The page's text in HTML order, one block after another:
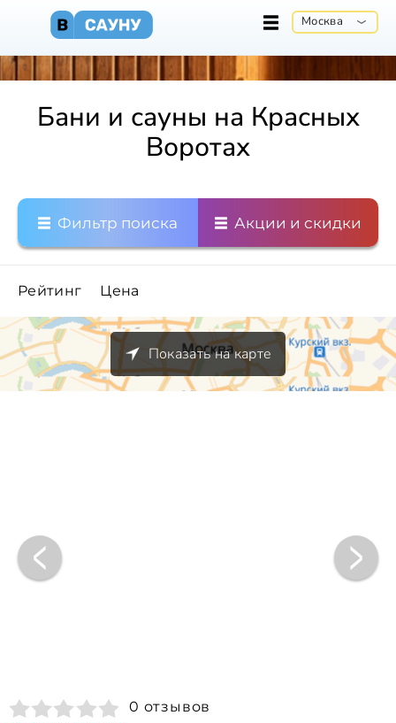
Москва
Бани и сауны на Красных
Воротах
Фильтр поиска Акции и скидки
Рейтинг Цена
Показать на карте
0 отзывов